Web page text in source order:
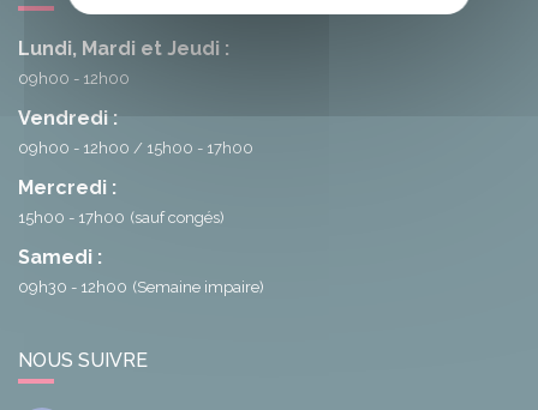
Lundi, Mardi et Jeudi :
09h00 - 12h00
Vendredi :
09h00 - 12h00 15h00 - 17h00
Mercredi :
15h00 - 17h00 (sauf congés)
Samedi :
09h30 - 12h00 (Semaine impaire)
NOUS SUIVRE